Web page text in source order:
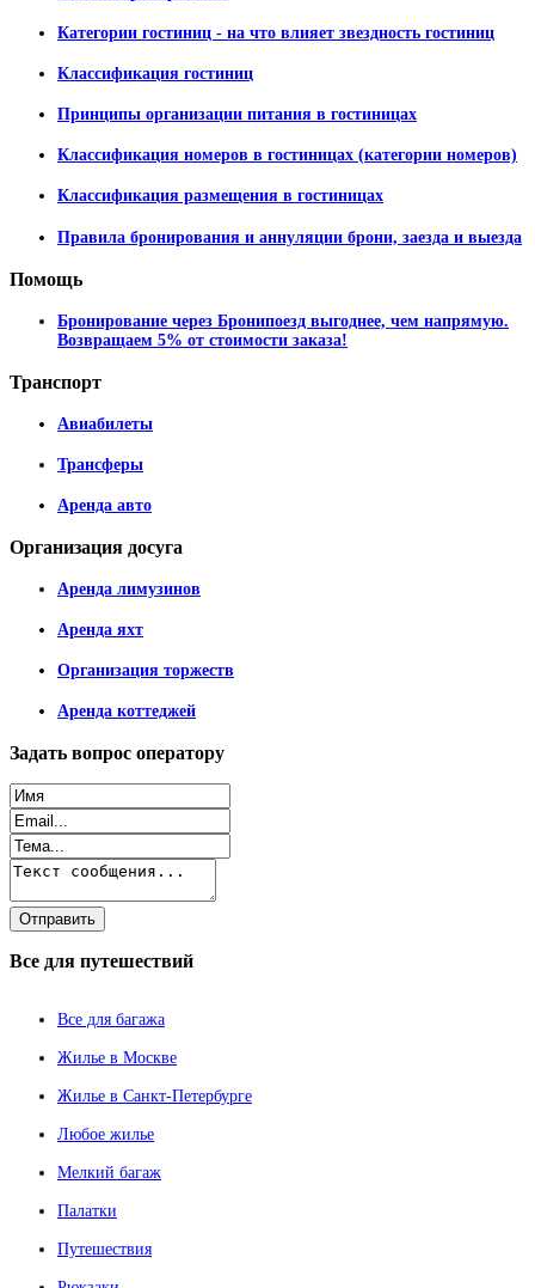
Категории гостиниц - на что влияет звездность гостиниц
Классификация гостиниц
Принципы организации питания в гостиницах
Классификация номеров в гостиницах (категории номеров)
Классификация размещения в гостиницах
Правила бронирования и аннуляции брони, заезда и выезда
Помощь
Бронирование через Бронипоезд выгоднее, чем напрямую.
Возвращаем 5% от стоимости заказа!
Транспорт
Авиабилеты
Трансферы
Аренда авто
Организация досуга
Аренда лимузинов
Аренда яхт
Организация торжеств
Аренда коттеджей
Задать вопрос оператору
Все для путешествий
Все для багажа
Жилье в Москве
Жилье в Санкт-Петербурге
Любое жилье
Мелкий багаж
Палатки
Путешествия